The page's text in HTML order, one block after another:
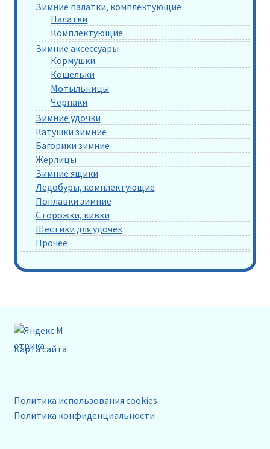
Зимние палатки, комплектующие
Палатки
Комплектующие
Зимние аксессуары
Кормушки
Кошельки
Мотыльницы
Черпаки
Зимние удочки
Катушки зимние
Багорики зимние
Жерлицы
Зимние ящики
Ледобуры, комплектующие
Поплавки зимние
Сторожки, кивки
Шестики для удочек
Прочее
Карта сайта
Политика использования cookies
Политика конфиденциальности